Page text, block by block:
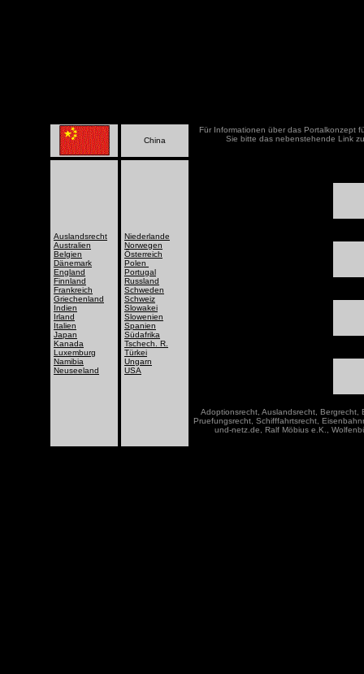
China
Für Informationen über das Portalkonzept
Sie bitte das nebenstehende Link
Auslandsrecht
Australien
Belgien
Dänemark
England
Finnland
Frankreich
Griechenland
Indien
Irland
Italien
Japan
Kanada
Luxemburg
Namibia
Neuseeland
Niederlande
Norwegen
Österreich
Polen
Portugal
Russland
Schweden
Schweiz
Slowakei
Slowenien
Spanien
Südafrika
Tschech. R.
Türkei
Ungarn
USA
Adoptionsrecht, Auslandsrecht,
Pruefungsrecht, Schifffahrtsrecht,
und-netz.de, Ralf Möbius e.K.,